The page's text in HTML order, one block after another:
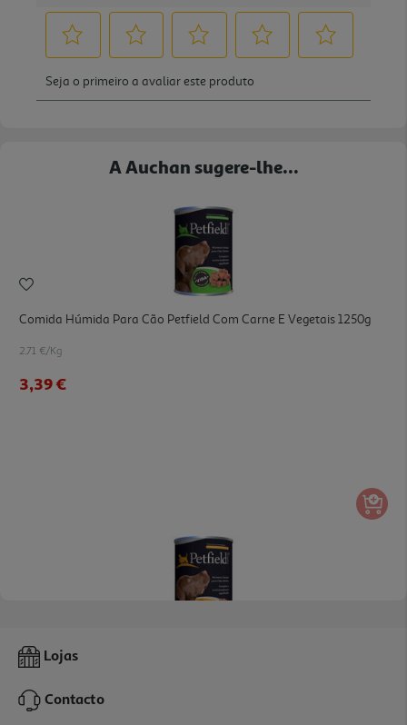
A Auchan sugere-lhe...
Comida Húmida Para Cão Petfield Com Carne E Vegetais 1250g
2.71 €/Kg
3,39 €
Comida Húmida Cão Petfield Frango 1250g*
3,39 €
Lojas
Contacto